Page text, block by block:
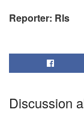
Reporter: Rls
Discussion